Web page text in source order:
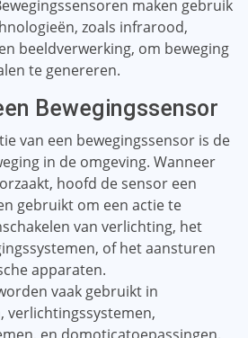
maken gebruik
zoals infrarood,
beeldverwerking, om beweging
te genereren.
Bewegingssensor
van een bewegingssensor is de
in de omgeving. Wanneer
hoofd de sensor een
gebruikt om een ​​actie te
van verlichting, het
of het aansturen
apparaten.
vaak gebruikt in
verlichtingssystemen,